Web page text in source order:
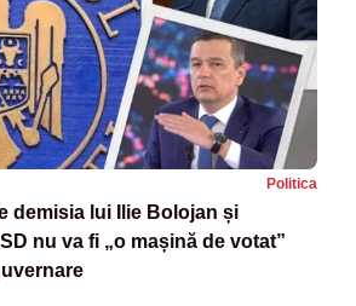
Politica
demisia lui Ilie Bolojan și
nu va fi „o mașină de votat”